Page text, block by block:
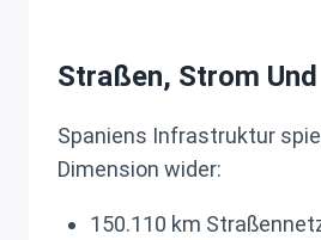
Straßen, Strom
Spaniens Infrastruktur
Dimension wider:
150.110 km